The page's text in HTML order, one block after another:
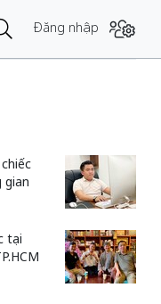
Đăng nhập
gian
tại